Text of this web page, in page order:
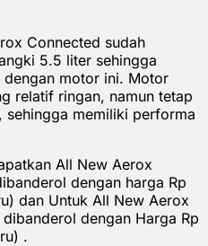
Connected sudah
5.5 liter sehingga
motor ini. Motor
relatif ringan, namun tetap
sehingga memiliki performa
All New Aerox
dengan harga Rp
dan Untuk All New Aerox
dengan Harga Rp
.